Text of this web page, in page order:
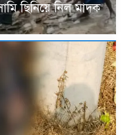
ছিনিয়ে নিল মাদক